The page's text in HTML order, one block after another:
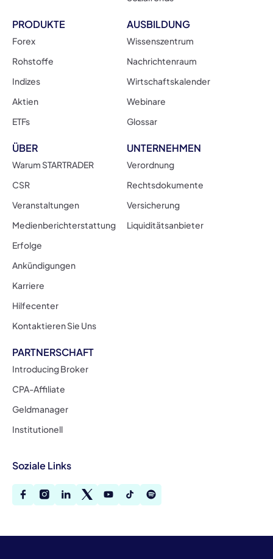
PRODUKTE
Forex
Rohstoffe
Indizes
Aktien
ETFs
AUSBILDUNG
Wissenszentrum
Nachrichtenraum
Wirtschaftskalender
Webinare
Glossar
ÜBER
Warum STARTRADER
CSR
Veranstaltungen
Medienberichterstattung
Erfolge
Ankündigungen
Karriere
Hilfecenter
Kontaktieren Sie Uns
UNTERNEHMEN
Verordnung
Rechtsdokumente
Versicherung
Liquiditätsanbieter
PARTNERSCHAFT
Introducing Broker
CPA-Affiliate
Geldmanager
Institutionell
Soziale Links